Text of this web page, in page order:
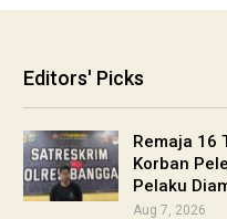
Editors' Picks
Remaja 16
Korban
Pelaku
Aug 7, 2026